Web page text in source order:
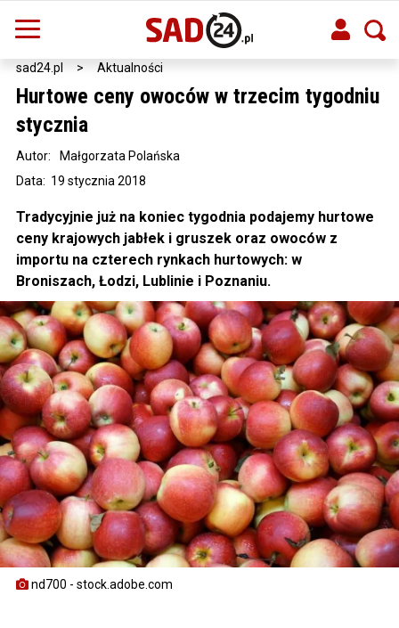
sad24.pl > Aktualności
nd700 - stock.adobe.com
Hurtowe ceny owoców w trzecim tygodniu
stycznia
Data: 19 stycznia 2018
Autor: Małgorzata Polańska
Tradycyjnie już na koniec tygodnia podajemy hurtowe
ceny krajowych jabłek i gruszek oraz owoców z
importu na czterech rynkach hurtowych: w
Broniszach, Łodzi, Lublinie i Poznaniu.